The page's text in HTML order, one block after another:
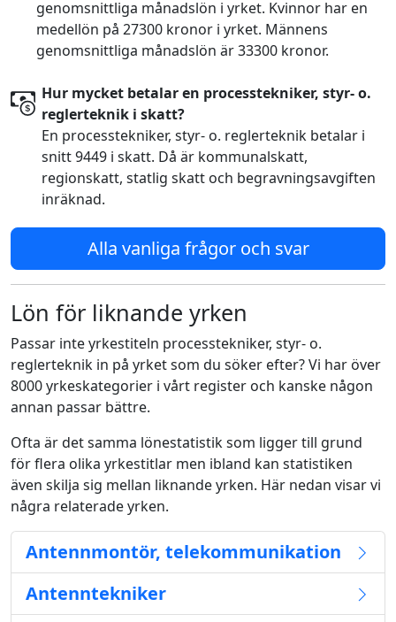
genomsnittliga månadslön i yrket. Kvinnor har en
medellön på 27300 kronor i yrket. Männens
genomsnittliga månadslön är 33300 kronor.
Hur mycket betalar en processtekniker, styr- o.
reglerteknik i skatt?
En processtekniker, styr- o. reglerteknik betalar i
snitt 9449 i skatt. Då är kommunalskatt,
regionskatt, statlig skatt och begravningsavgiften
inräknad.
Alla vanliga frågor och svar
Lön för liknande yrken
Passar inte yrkestiteln processtekniker, styr- o.
reglerteknik in på yrket som du söker efter? Vi har över
8000 yrkeskategorier i vårt register och kanske någon
annan passar bättre.
Ofta är det samma lönestatistik som ligger till grund
för flera olika yrkestitlar men ibland kan statistiken
även skilja sig mellan liknande yrken. Här nedan visar vi
några relaterade yrken.
Antennmontör, telekommunikation
Antenntekniker